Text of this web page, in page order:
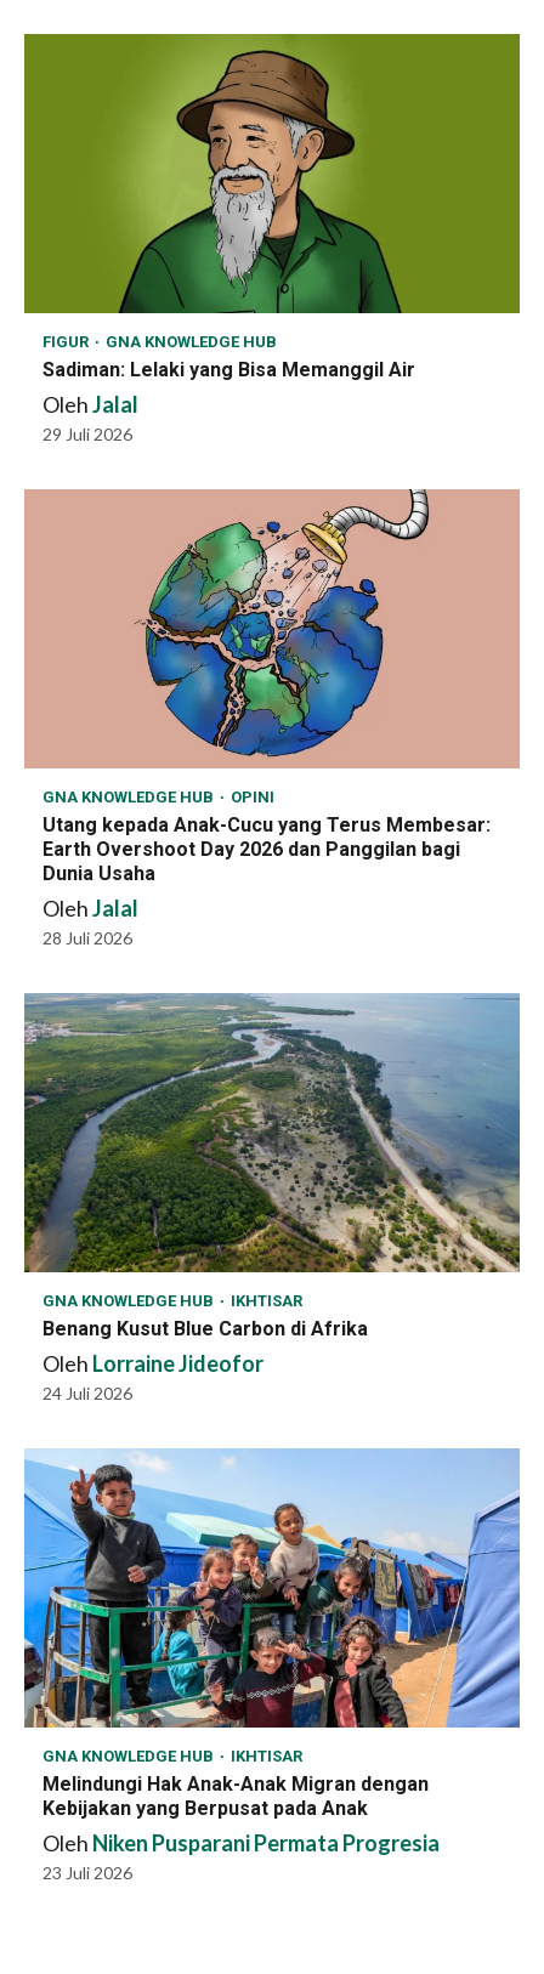
FIGUR GNA KNOWLEDGE HUB
Sadiman: Lelaki yang Bisa Memanggil Air
OlehJalal
29 Juli 2026
GNA KNOWLEDGE HUB OPINI
Utang kepada Anak-Cucu yang Terus Membesar:
Earth Overshoot Day 2026 dan Panggilan bagi
Dunia Usaha
OlehJalal
28 Juli 2026
GNA KNOWLEDGE HUB IKHTISAR
Benang Kusut Blue Carbon di Afrika
Oleh Lorraine Jideofor
24 Juli 2026
GNA KNOWLEDGE HUB IKHTISAR
Melindungi Hak Anak-Anak Migran dengan
Kebijakan yang Berpusat pada Anak
Oleh Niken Pusparani Permata Progresia
23 Juli 2026